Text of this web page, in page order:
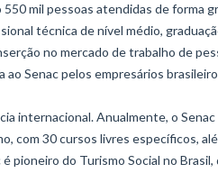
mil pessoas atendidas de forma
técnica de nível médio,
no mercado de trabalho de
Senac pelos empresários
internacional. Anualmente, o
com 30 cursos livres específicos,
pioneiro do Turismo Social no